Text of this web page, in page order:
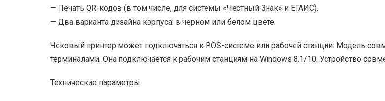
— Печать QR-кодов (в том числе, для системы «Честный Знак» и ЕГАИС).
— Два варианта дизайна корпуса: в черном или белом цвете.
Чековый принтер может подключаться к POS-системе или рабочей станции. Модель
терминалами. Она подключается к рабочим станциям на Windows 8.1/10. Устройство
Технические параметры